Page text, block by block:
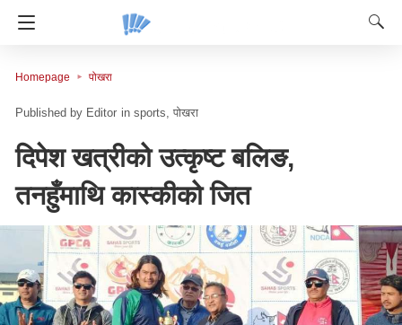
Homepage पोखरा
Editor in sports पोखरा
दिपेश खत्रीको उत्कृष्ट बलिङ,
तनहुँमाथि कास्कीको जित